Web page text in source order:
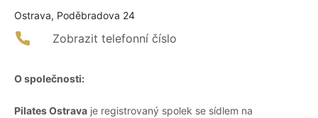
Ostrava, Poděbradova 24
Zobrazit telefonní číslo
O společnosti:
Pilates Ostrava je registrovaný spolek se sídlem na